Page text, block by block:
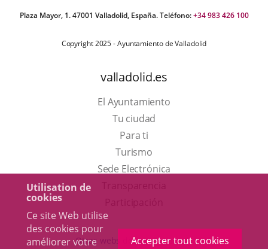
Utilisation de
cookies
Ce site Web utilise
des cookies pour
améliorer votre
Accepter tout cookies
Plaza Mayor, 1. 47001 Valladolid, España. Teléfono:+34 983 426 100
Copyright 2025 - Ayuntamiento de Valladolid
valladolid.es
El Ayuntamiento
Tu ciudad
Para ti
TurismoEste
enlace
una
Sede Electrónica
externa.
Otras webs del ayuntamiento